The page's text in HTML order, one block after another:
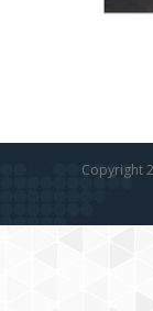
Copyright